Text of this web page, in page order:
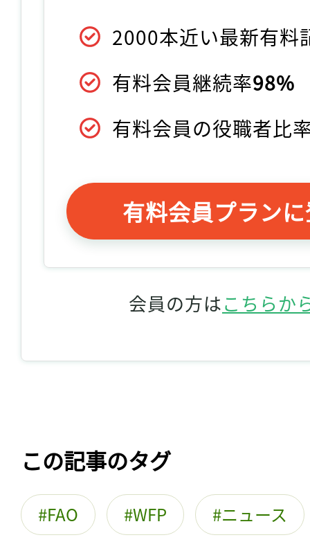
2000本近い最新有料
有料会員継続率98%
有料会員の役職者比
有料会員プラン
会員の方はこちらか
この記事のタグ
FAO WFP ニュース